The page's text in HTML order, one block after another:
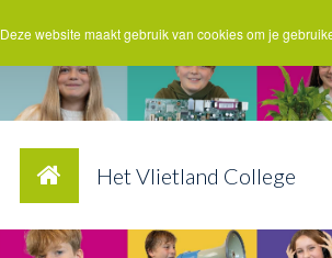
Deze website maakt gebruik van cookies om je
Het Vlietland College